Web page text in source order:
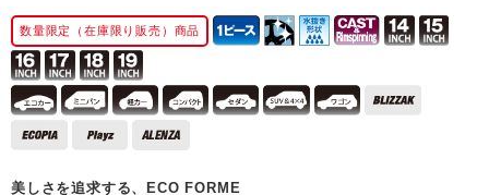
数量限定（在庫限り販売）商品
美しさを追求する、ECO FORME